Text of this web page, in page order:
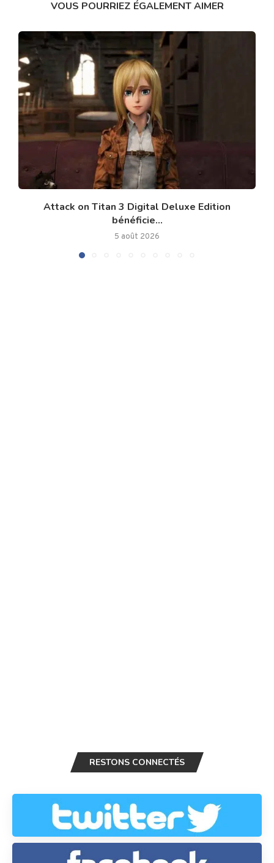
VOUS POURRIEZ ÉGALEMENT AIMER
Attack on Titan 3 Digital Deluxe Edition
bénéficie...
5 août 2026
RESTONS CONNECTÉS